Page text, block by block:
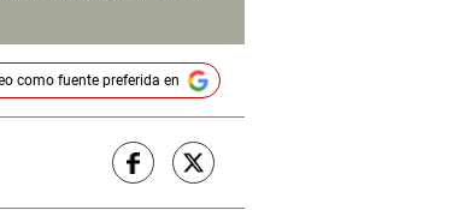
como fuente preferida en